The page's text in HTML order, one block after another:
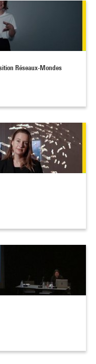
Réseaux-Mondes